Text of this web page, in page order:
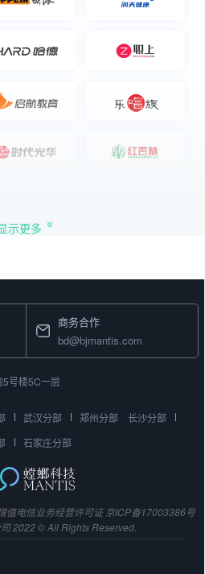
示更多
商务合作
bd@bjmantis.com
5号楼5C一层
武汉分部 郑州分部
长沙分部
石家庄分部
值电信业务经营许可证 京ICP备17003386号
2022 © All Rights Reserved.